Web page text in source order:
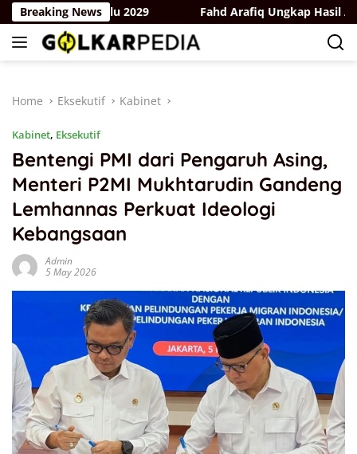
Skip
to
content
Breaking News
Pemilu 2029 Fahd Arafiq Ungkap Hasil Audit
Home Eksekutif Kabinet
Kabinet, Eksekutif
Bentengi PMI dari Pengaruh Asing,
Menteri P2MI Mukhtarudin Gandeng
Lemhannas Perkuat Ideologi
Kebangsaan
Admin
5 May 2026